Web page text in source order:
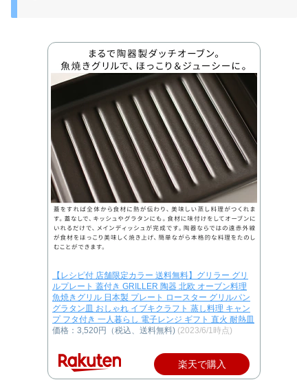
【レシピ付 店舗限定カラー 送料無料】グリラー グリ
ルプレート 蓋付き GRILLER 陶器 北欧 オーブン料理
魚焼きグリル 日本製 プレート ロースター グリルパン
グラタン皿 おしゃれ イブキクラフト 蒸し料理 キャン
プ フタ付き 一人暮らし 電子レンジ ギフト 直火 耐熱皿
価格：3,520円（税込、送料無料) (2023/6/1時点)
楽天で購入